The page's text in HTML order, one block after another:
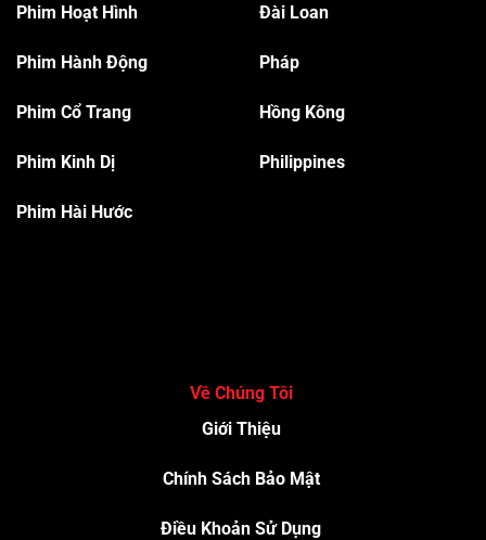
Phim Hoạt Hình
Phim Hành Động
Phim Cổ Trang
Phim Kinh Dị
Phim Hài Hước
Đài Loan
Pháp
Hồng Kông
Philippines
Về Chúng Tôi
Giới Thiệu
Chính Sách Bảo Mật
Điều Khoản Sử Dụng